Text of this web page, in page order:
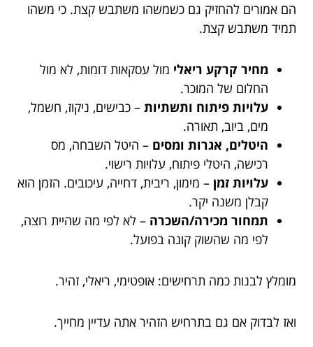
הם אמורים להחזיק גם כשמשהו משתבש קצת. כי משהו
תמיד משתבש קצת.
מחיר קרקע ריאלי מול עסקאות דומות, לא מול
החלום של המוכר.
עלויות פיתוח ותשתיות – כבישים, ניקוז, חשמל,
מים, ביוב, תאורה.
היטלים, אגרות ומסים – היטל השבחה, מס
רכישה, היטלי פיתוח, עלויות רישוי.
עלויות זמן – מימון, ריבית, דחייה, עיכובים. הזמן הוא
קבלן משנה יקר.
תמחור מכירה/השכרה – לא לפי מה שהיית רוצה,
לפי מה שהשוק קונה בפועל.
מומלץ לבנות כמה תרחישים: אופטימי, ריאלי, זהיר.
ואז לבדוק אם גם בתרחיש הזהיר אתה עדיין מחייך.